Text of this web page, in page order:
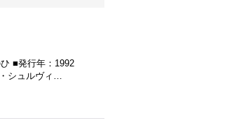
■発行年：1992
シュルヴィ…